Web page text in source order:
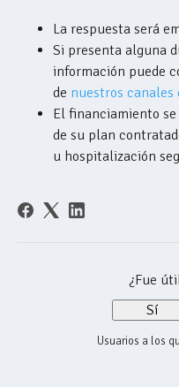
La respuesta será
Si presenta alguna
información puede
de nuestros canales
El financiamiento
de su plan
u hospitalización
¿Fue
Sí
Usuarios a los